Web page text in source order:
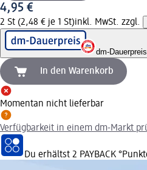
4,95 €
2 St (2,48 € je 1 St)inkl. MwSt. zzgl.
dm-Dauerpreis
In den Warenkorb
Momentan nicht lieferbar
Verfügbarkeit in einem dm-Markt
Du erhältst 2 PAYBACK